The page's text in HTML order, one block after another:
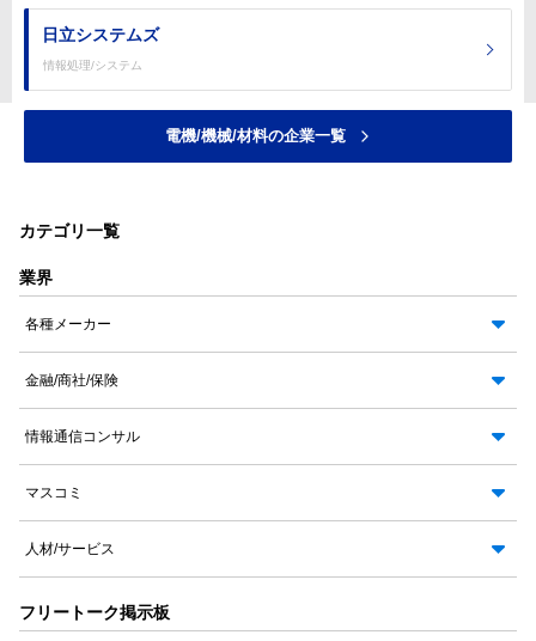
日立システムズ
情報処理/システム
電機/機械/材料の企業一覧
カテゴリ一覧
業界
各種メーカー
金融/商社/保険
情報通信コンサル
マスコミ
人材/サービス
フリートーク掲示板